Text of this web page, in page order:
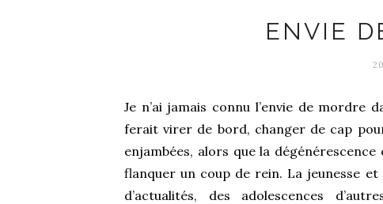
ENVIE
Je n’ai jamais connu l’envie de mordre
ferait virer de bord, changer de cap
enjambées, alors que la
flanquer un coup de rein. La jeunesse
d’actualités, des adolescences